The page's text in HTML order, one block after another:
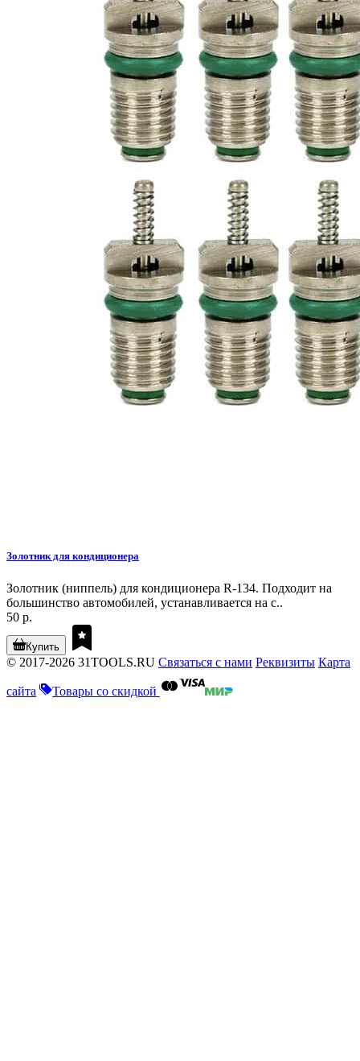
Золотник для кондиционера
Золотник (ниппель) для кондиционера R-134. Подходит на
большинство автомобилей, устанавливается на с..
50 р.
Купить
© 2017-2026 31TOOLS.RU Связаться с нами Реквизиты Карта
сайта Товары со скидкой